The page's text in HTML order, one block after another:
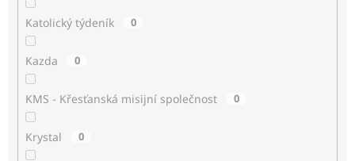
Katolický týdeník 0
Kazda 0
KMS - Křesťanská misijní společnost 0
Krystal 0